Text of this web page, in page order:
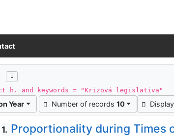
h. and keywords = "Krizová legislativa"
Year Number of records 10
1. Proportionality during Times